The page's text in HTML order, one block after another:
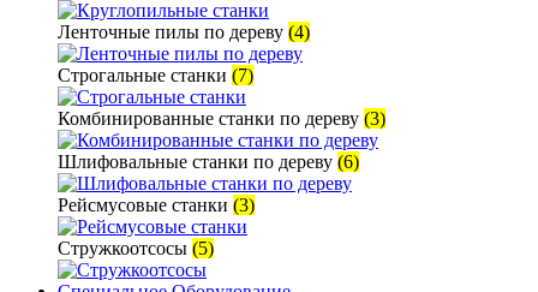
Ленточные пилы по дереву (4)
Строгальные станки (7)
Комбинированные станки по дереву (3)
Шлифовальные станки по дереву (6)
Рейсмусовые станки (3)
Стружкоотсосы (5)